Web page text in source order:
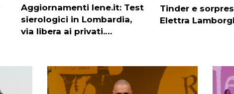
Aggiornamenti Iene.it: Test
sierologici in Lombardia,
via libera ai privati.
Tinder e
Elettra